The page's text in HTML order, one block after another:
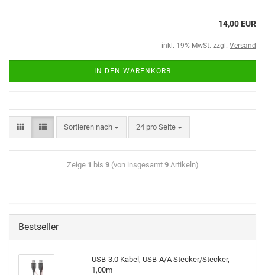
14,00 EUR
inkl. 19% MwSt. zzgl. Versand
IN DEN WARENKORB
Sortieren nach 24 pro Seite
Zeige 1 bis 9(von insgesamt 9Artikeln)
Bestseller
USB-3.0 Kabel, USB-A/A Stecker/Stecker,
1,00m